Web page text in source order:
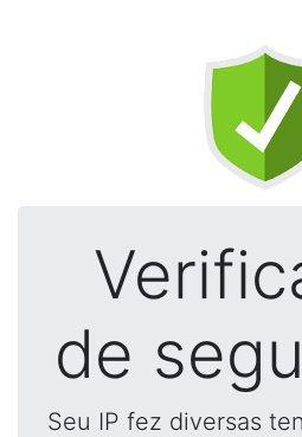
de
Seu IP fez diversas